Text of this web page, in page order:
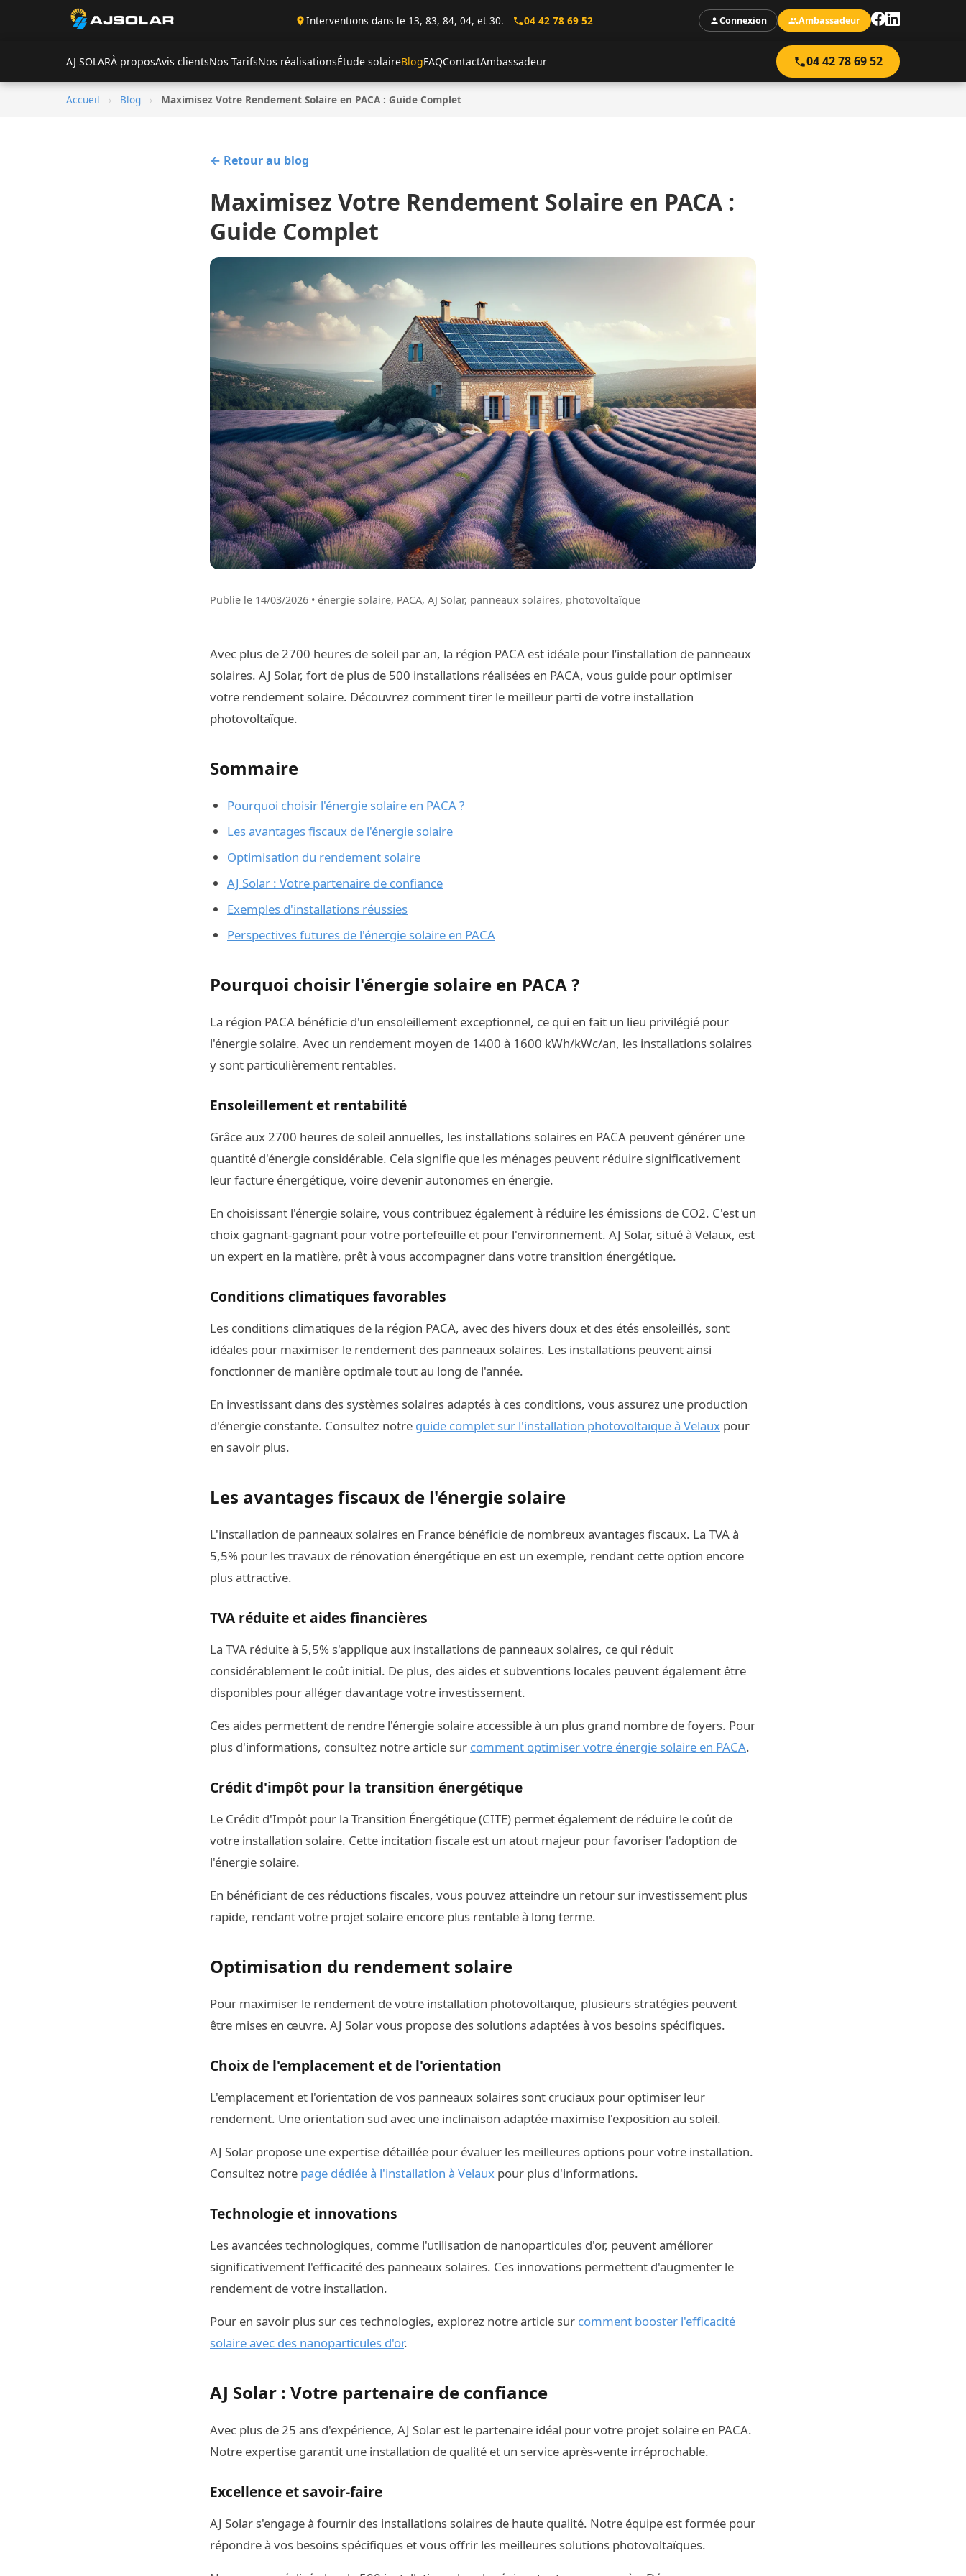
Interventions dans le 13, 83, 84, 04, et 30. 04 42 78 69 52 Connexion Ambassadeur
AJ SOLARÀ proposAvis clientsNos TarifsNos réalisationsÉtude solaireBlogFAQContactAmbassadeur 04 42 78 69 52
Accueil › Blog › Maximisez Votre Rendement Solaire en PACA : Guide Complet
← Retour au blog
Maximisez Votre Rendement Solaire en PACA :
Guide Complet
Publie le 14/03/2026 • énergie solaire, PACA, AJ Solar, panneaux solaires, photovoltaïque
Avec plus de 2700 heures de soleil par an, la région PACA est idéale pour l’installation de panneaux
solaires. AJ Solar, fort de plus de 500 installations réalisées en PACA, vous guide pour optimiser
votre rendement solaire. Découvrez comment tirer le meilleur parti de votre installation
photovoltaïque.
Sommaire
Pourquoi choisir l'énergie solaire en PACA ?
Les avantages fiscaux de l'énergie solaire
Optimisation du rendement solaire
AJ Solar : Votre partenaire de confiance
Exemples d'installations réussies
Perspectives futures de l'énergie solaire en PACA
Pourquoi choisir l'énergie solaire en PACA ?
La région PACA bénéficie d'un ensoleillement exceptionnel, ce qui en fait un lieu privilégié pour
l'énergie solaire. Avec un rendement moyen de 1400 à 1600 kWh/kWc/an, les installations solaires
y sont particulièrement rentables.
Ensoleillement et rentabilité
Grâce aux 2700 heures de soleil annuelles, les installations solaires en PACA peuvent générer une
quantité d'énergie considérable. Cela signifie que les ménages peuvent réduire significativement
leur facture énergétique, voire devenir autonomes en énergie.
En choisissant l'énergie solaire, vous contribuez également à réduire les émissions de CO2. C'est un
choix gagnant-gagnant pour votre portefeuille et pour l'environnement. AJ Solar, situé à Velaux, est
un expert en la matière, prêt à vous accompagner dans votre transition énergétique.
Conditions climatiques favorables
Les conditions climatiques de la région PACA, avec des hivers doux et des étés ensoleillés, sont
idéales pour maximiser le rendement des panneaux solaires. Les installations peuvent ainsi
fonctionner de manière optimale tout au long de l'année.
En investissant dans des systèmes solaires adaptés à ces conditions, vous assurez une production
d'énergie constante. Consultez notre guide complet sur l'installation photovoltaïque à Velaux pour
en savoir plus.
Les avantages fiscaux de l'énergie solaire
L'installation de panneaux solaires en France bénéficie de nombreux avantages fiscaux. La TVA à
5,5% pour les travaux de rénovation énergétique en est un exemple, rendant cette option encore
plus attractive.
TVA réduite et aides financières
La TVA réduite à 5,5% s'applique aux installations de panneaux solaires, ce qui réduit
considérablement le coût initial. De plus, des aides et subventions locales peuvent également être
disponibles pour alléger davantage votre investissement.
Ces aides permettent de rendre l'énergie solaire accessible à un plus grand nombre de foyers. Pour
plus d'informations, consultez notre article sur comment optimiser votre énergie solaire en PACA.
Crédit d'impôt pour la transition énergétique
Le Crédit d'Impôt pour la Transition Énergétique (CITE) permet également de réduire le coût de
votre installation solaire. Cette incitation fiscale est un atout majeur pour favoriser l'adoption de
l'énergie solaire.
En bénéficiant de ces réductions fiscales, vous pouvez atteindre un retour sur investissement plus
rapide, rendant votre projet solaire encore plus rentable à long terme.
Optimisation du rendement solaire
Pour maximiser le rendement de votre installation photovoltaïque, plusieurs stratégies peuvent
être mises en œuvre. AJ Solar vous propose des solutions adaptées à vos besoins spécifiques.
Choix de l'emplacement et de l'orientation
L'emplacement et l'orientation de vos panneaux solaires sont cruciaux pour optimiser leur
rendement. Une orientation sud avec une inclinaison adaptée maximise l'exposition au soleil.
AJ Solar propose une expertise détaillée pour évaluer les meilleures options pour votre installation.
Consultez notre page dédiée à l'installation à Velaux pour plus d'informations.
Technologie et innovations
Les avancées technologiques, comme l'utilisation de nanoparticules d'or, peuvent améliorer
significativement l'efficacité des panneaux solaires. Ces innovations permettent d'augmenter le
rendement de votre installation.
Pour en savoir plus sur ces technologies, explorez notre article sur comment booster l'efficacité
solaire avec des nanoparticules d'or.
AJ Solar : Votre partenaire de confiance
Avec plus de 25 ans d'expérience, AJ Solar est le partenaire idéal pour votre projet solaire en PACA.
Notre expertise garantit une installation de qualité et un service après-vente irréprochable.
Excellence et savoir-faire
AJ Solar s'engage à fournir des installations solaires de haute qualité. Notre équipe est formée pour
répondre à vos besoins spécifiques et vous offrir les meilleures solutions photovoltaïques.